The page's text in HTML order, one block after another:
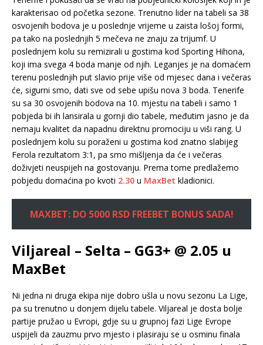
karakterisao od početka sezone. Trenutno lider na tabeli sa 38
osvojenih bodova je u poslednje vrijeme u zaista lošoj formi,
pa tako na poslednjih 5 mečeva ne znaju za trijumf. U
poslednjem kolu su remizirali u gostima kod Sporting Hihona,
koji ima svega 4 boda manje od njih. Leganjes je na domaćem
terenu poslednjih put slavio prije više od mjesec dana i večeras
će, sigurni smo, dati sve od sebe upišu nova 3 boda. Tenerife
su sa 30 osvojenih bodova na 10. mjestu na tabeli i samo 1
pobjeda bi ih lansirala u gornji dio tabele, međutim jasno je da
nemaju kvalitet da napadnu direktnu promociju u viši rang. U
poslednjem kolu su poraženi u gostima kod znatno slabijeg
Ferola rezultatom 3:1, pa smo mišljenja da će i večeras
doživjeti neuspijeh na gostovanju. Prema tome predlažemo
pobjedu domaćina po kvoti 2.30 u MaxBet kladionici.
MAXBET: DO 5000 RSD FREEBET BONUS SADA!
Viljareal – Selta – GG3+ @ 2.05 u
MaxBet
Ni jedna ni druga ekipa nije dobro ušla u novu sezonu La Lige,
pa su trenutno u donjem dijelu tabele. Viljareal je dosta bolje
partije pružao u Evropi, gdje su u grupnoj fazi Lige Evrope
uspijeli da zauzmu prvo mjesto i plasiraju se u osminu finala